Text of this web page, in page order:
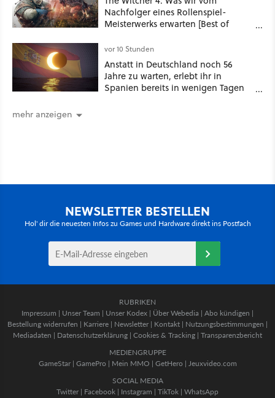
Nachfolger eines Rollenspiel-
Meisterwerks erwarten [Best of
vor 10 Stunden
Anstatt in Deutschland noch 56
Jahre zu warten, erlebt ihr in
Spanien bereits in wenigen Tagen
mehr anzeigen
NEWSLETTER BESTELLEN
Hol' dir die neuesten Infos zu Games und Hardware direkt ins Postfach
RUBRIKEN
Impressum | Unser Team | Unser Kodex | Über Webedia | Abo kündigen |
Bestellung widerrufen | Karriere | Newsletter | Kontakt | Nutzungsbestimmungen |
Mediadaten | Datenschutzerklärung | Cookies & Tracking | Transparenzbericht
MEDIENGRUPPE
GameStar| GamePro | Mein MMO | GetHero | Jeuxvideo.com
SOCIAL MEDIA
Twitter | Facebook | Instagram | TikTok | WhatsApp